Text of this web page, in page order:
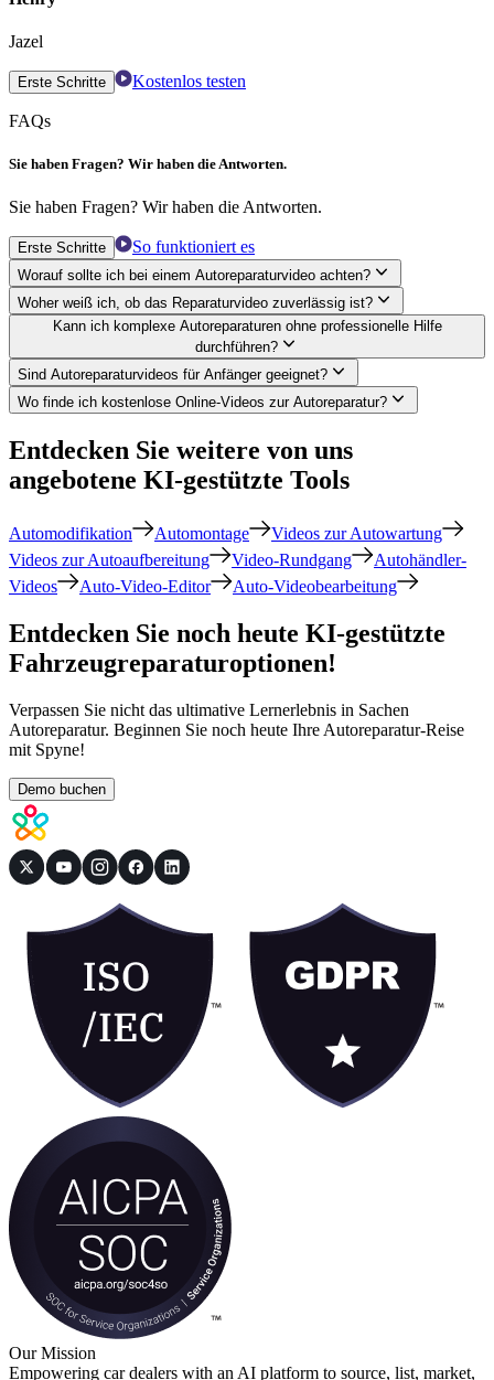
Jazel
Erste Schritte Kostenlos testen
FAQs
Sie haben Fragen? Wir haben die Antworten.
Sie haben Fragen? Wir haben die Antworten.
Erste Schritte So funktioniert es
Worauf sollte ich bei einem Autoreparaturvideo achten?
Woher weiß ich, ob das Reparaturvideo zuverlässig ist?
Kann ich komplexe Autoreparaturen ohne professionelle Hilfe
durchführen?
Sind Autoreparaturvideos für Anfänger geeignet?
Wo finde ich kostenlose Online-Videos zur Autoreparatur?
Entdecken Sie weitere von uns
angebotene KI-gestützte Tools
Automodifikation Automontage
Videos zur Autowartung
Videos zur Autoaufbereitung
Video-Rundgang
Autohändler-
Videos
Auto-Video-Editor Auto-Videobearbeitung
Entdecken Sie noch heute KI-gestützte
Fahrzeugreparaturoptionen!
Verpassen Sie nicht das ultimative Lernerlebnis in Sachen
Autoreparatur. Beginnen Sie noch heute Ihre Autoreparatur-Reise
mit Spyne!
Demo buchen
Our Mission
Empowering car dealers with an AI platform to source, list, market,